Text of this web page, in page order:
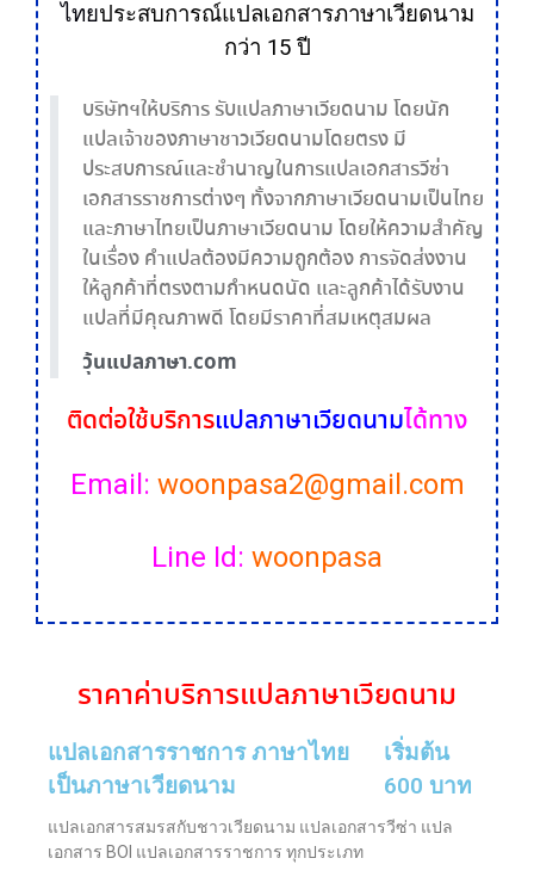
ไทยประสบการณ์แปลเอกสารภาษาเวียดนาม
กว่า 15 ปี
บริษัทฯให้บริการ รับแปลภาษาเวียดนาม โดยนัก
แปลเจ้าของภาษาชาวเวียดนามโดยตรง มี
ประสบการณ์และชำนาญในการแปลเอกสารวีซ่า
เอกสารราชการต่างๆ ทั้งจากภาษาเวียดนามเป็นไทย
และภาษาไทยเป็นภาษาเวียดนาม โดยให้ความสำคัญ
ในเรื่อง คำแปลต้องมีความถูกต้อง การจัดส่งงาน
ให้ลูกค้าที่ตรงตามกำหนดนัด และลูกค้าได้รับงาน
แปลที่มีคุณภาพดี โดยมีราคาที่สมเหตุสมผล
วุ้นแปลภาษา.com
ติดต่อใช้บริการแปลภาษาเวียดนามได้ทาง
Email: woonpasa2@gmail.com
Line Id: woonpasa
ราคาค่าบริการแปลภาษาเวียดนาม
แปลเอกสารราชการ ภาษาไทย
เป็นภาษาเวียดนาม
เริ่มต้น
600 บาท
แปลเอกสารสมรสกับชาวเวียดนาม แปลเอกสารวีซ่า แปล
เอกสาร BOI แปลเอกสารราชการ ทุกประเภท